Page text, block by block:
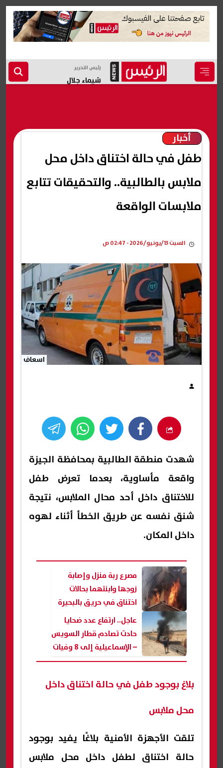
رئيس التحرير
شيماء جلال
أخبار
طفل في حالة اختناق داخل محل
ملابس بالطالبية.. والتحقيقات تتابع
ملابسات الواقعة
السبت 13/يونيو/2026 - 02:47 ص
اسعاف
شهدت منطقة الطالبية بمحافظة الجيزة
واقعة مأساوية، بعدما تعرض طفل
للاختناق داخل أحد محال الملابس، نتيجة
شنق نفسه عن طريق الخطأ أثناء لهوه
داخل المكان.
مصرع ربة منزل وإصابة
زوجها وابنتهما بحالات
اختناق في حريق بالبحيرة
عاجل.. ارتفاع عدد ضحايا
حادث تصادم قطار السويس
– الإسماعيلية إلى 8 وفيات
بلاغ بوجود طفل في حالة اختناق داخل
محل ملابس
تلقت الأجهزة الأمنية بلاغًا يفيد بوجود
حالة اختناق لطفل داخل محل ملابس